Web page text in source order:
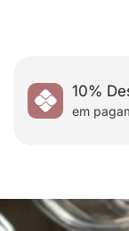
10%
em